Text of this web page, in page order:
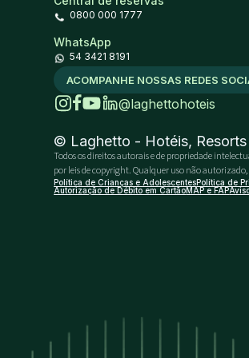
0800 000 1777
WhatsApp
54 3421 8191
ACOMPANHE NOSSAS REDES
@laghettohoteis
© Laghetto - Hotéis,
Todos os direitos autorais e de propriedade
por leis de copyright. Qualquer uso não
Política de Crianças e AdolescentesPolítica de
Autorização de Débito em CartãoMAP e FAP